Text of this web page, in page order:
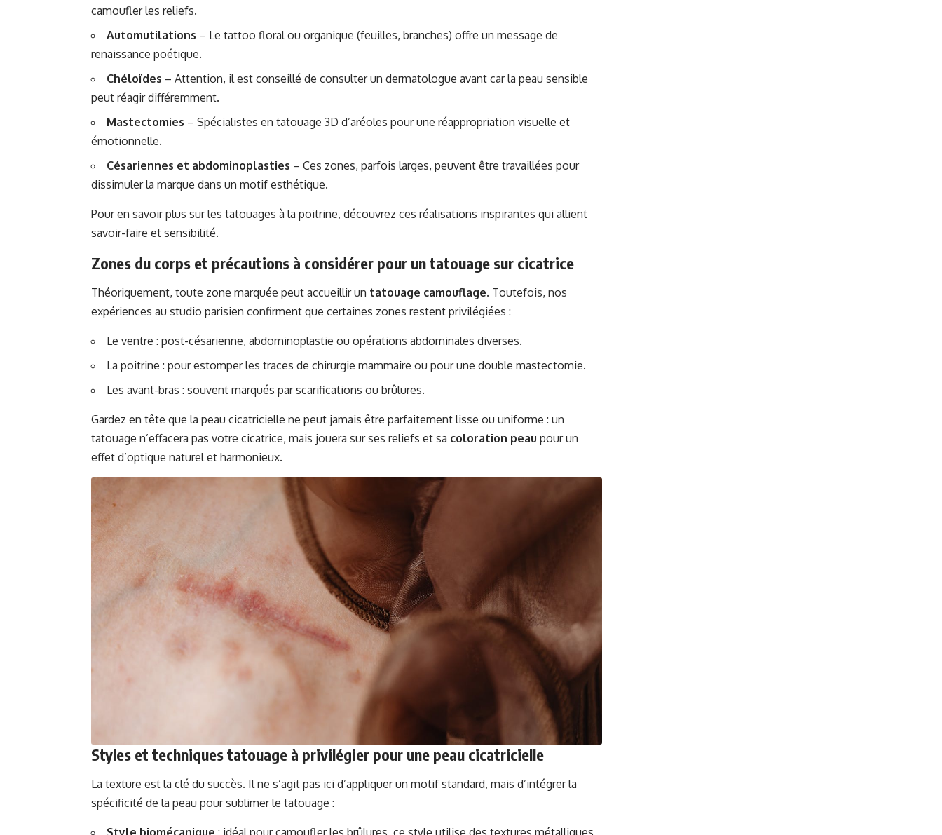
camoufler les reliefs.
Automutilations – Le tattoo floral ou organique (feuilles, branches) offre un message de
renaissance poétique.
Chéloïdes – Attention, il est conseillé de consulter un dermatologue avant car la peau sensible
peut réagir différemment.
Mastectomies – Spécialistes en tatouage 3D d’aréoles pour une réappropriation visuelle et
émotionnelle.
Césariennes et abdominoplasties – Ces zones, parfois larges, peuvent être travaillées pour
dissimuler la marque dans un motif esthétique.
Pour en savoir plus sur les tatouages à la poitrine, découvrez ces réalisations inspirantes qui allient
savoir-faire et sensibilité.
Zones du corps et précautions à considérer pour un tatouage sur cicatrice
Théoriquement, toute zone marquée peut accueillir un tatouage camouflage. Toutefois, nos
expériences au studio parisien confirment que certaines zones restent privilégiées :
Le ventre : post-césarienne, abdominoplastie ou opérations abdominales diverses.
La poitrine : pour estomper les traces de chirurgie mammaire ou pour une double mastectomie.
Les avant-bras : souvent marqués par scarifications ou brûlures.
Gardez en tête que la peau cicatricielle ne peut jamais être parfaitement lisse ou uniforme : un
tatouage n’effacera pas votre cicatrice, mais jouera sur ses reliefs et sa coloration peau pour un
effet d’optique naturel et harmonieux.
Styles et techniques tatouage à privilégier pour une peau cicatricielle
La texture est la clé du succès. Il ne s’agit pas ici d’appliquer un motif standard, mais d’intégrer la
spécificité de la peau pour sublimer le tatouage :
Style biomécanique : idéal pour camoufler les brûlures, ce style utilise des textures métalliques